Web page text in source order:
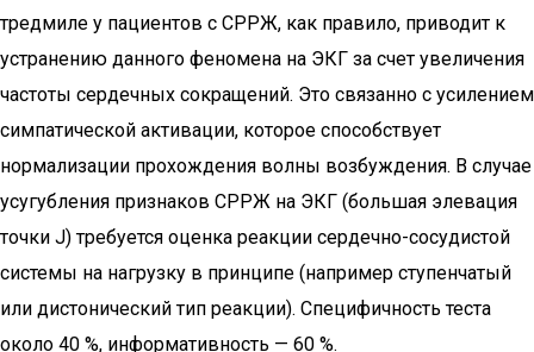
тредмиле у пациентов с СРРЖ, как правило, приводит к
устранению данного феномена на ЭКГ за счет увеличения
частоты сердечных сокращений. Это связанно с усилением
симпатической активации, которое способствует
нормализации прохождения волны возбуждения. В случае
усугубления признаков СРРЖ на ЭКГ (большая элевация
точки J) требуется оценка реакции сердечно-сосудистой
системы на нагрузку в принципе (например ступенчатый
или дистонический тип реакции). Специфичность теста
около 40 %, информативность — 60 %.